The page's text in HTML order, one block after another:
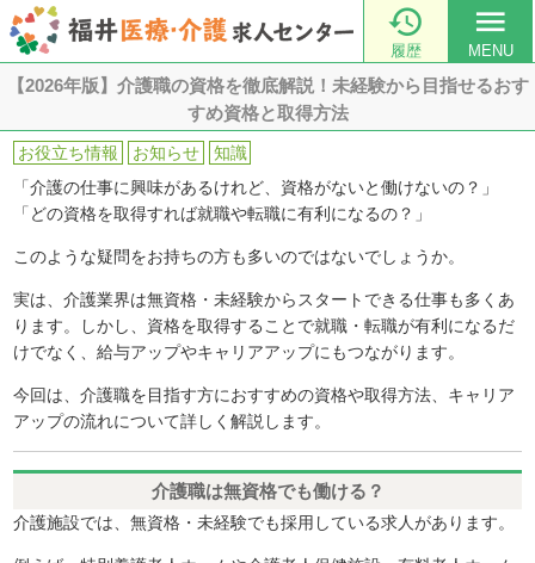

履歴
menu
MENU
【2026年版】介護職の資格を徹底解説！未経験から目指せるおす
すめ資格と取得方法
お役立ち情報 お知らせ
知識
「介護の仕事に興味があるけれど、資格がないと働けないの？」
「どの資格を取得すれば就職や転職に有利になるの？」
このような疑問をお持ちの方も多いのではないでしょうか。
実は、介護業界は無資格・未経験からスタートできる仕事も多くあ
ります。しかし、資格を取得することで就職・転職が有利になるだ
けでなく、給与アップやキャリアアップにもつながります。
今回は、介護職を目指す方におすすめの資格や取得方法、キャリア
アップの流れについて詳しく解説します。
介護職は無資格でも働ける？
介護施設では、無資格・未経験でも採用している求人があります。